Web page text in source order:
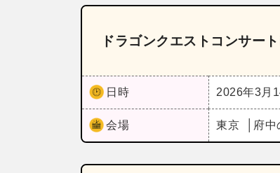
ドラゴンクエストコンサー
日時 2026年3月
会場 東京 府中